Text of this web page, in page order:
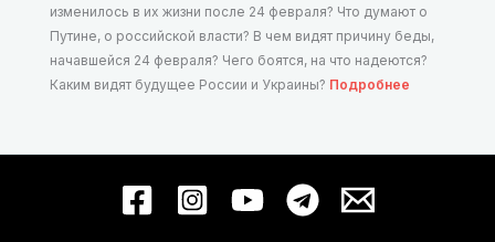
изменилось в их жизни после 24 февраля? Что думают о
Путине, о российской власти? В чем видят причину беды,
начавшейся 24 февраля? Чего боятся, на что надеются?
Каким видят будущее России и Украины? Подробнее